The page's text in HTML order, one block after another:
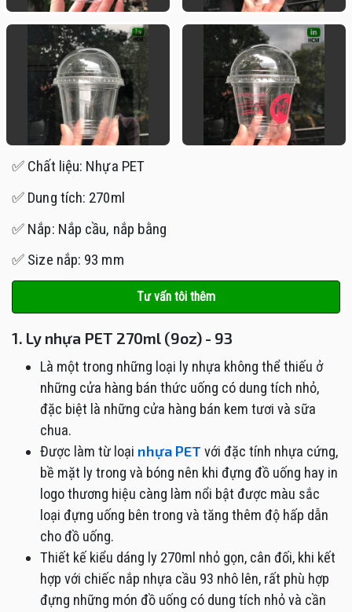
✅ Chất liệu: Nhựa PET
✅ Dung tích: 270ml
✅ Nắp: Nắp cầu, nắp bằng
✅ Size nắp: 93 mm
Tư vấn tôi thêm
1. Ly nhựa PET 270ml (9oz) - 93
Là một trong những loại ly nhựa không thể thiếu ở
những cửa hàng bán thức uống có dung tích nhỏ,
đặc biệt là những cửa hàng bán kem tươi và sữa
chua.
Được làm từ loại nhựa PET với đặc tính nhựa cứng,
bề mặt ly trong và bóng nên khi đựng đồ uống hay in
logo thương hiệu càng làm nổi bật được màu sắc
loại đựng uống bên trong và tăng thêm độ hấp dẫn
cho đồ uống.
Thiết kế kiểu dáng ly 270ml nhỏ gọn, cân đối, khi kết
hợp với chiếc nắp nhựa cầu 93 nhô lên, rất phù hợp
đựng những món đồ uống có dung tích nhỏ và cần